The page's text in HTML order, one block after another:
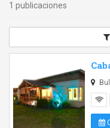
1 publicaciones